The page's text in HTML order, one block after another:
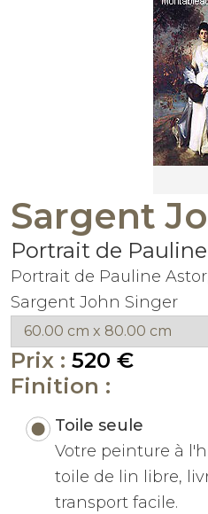
Sargent
Portrait de
Portrait de Pauline
Sargent John Singer
Prix : 520 €
Finition :
Toile seule
Votre peinture à
toile de lin libre,
transport facile.